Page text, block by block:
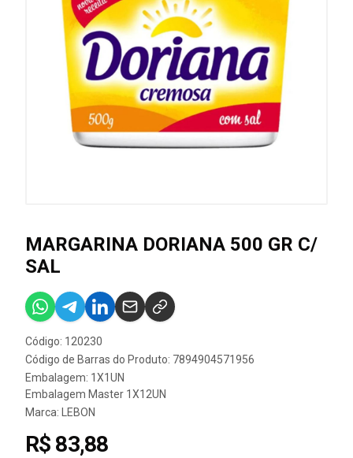
MARGARINA DORIANA 500 GR C/
SAL
Código: 120230
Código de Barras do Produto: 7894904571956
Embalagem: 1X1UN
Embalagem Master 1X12UN
Marca:
LEBON
R$ 83,88